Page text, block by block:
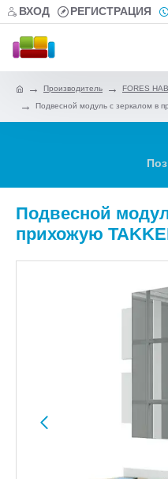
ВХОД РЕГИСТРАЦИЯ
Производитель
FORES
Подвесной модуль с зеркалом в
Подвесной
прихожую